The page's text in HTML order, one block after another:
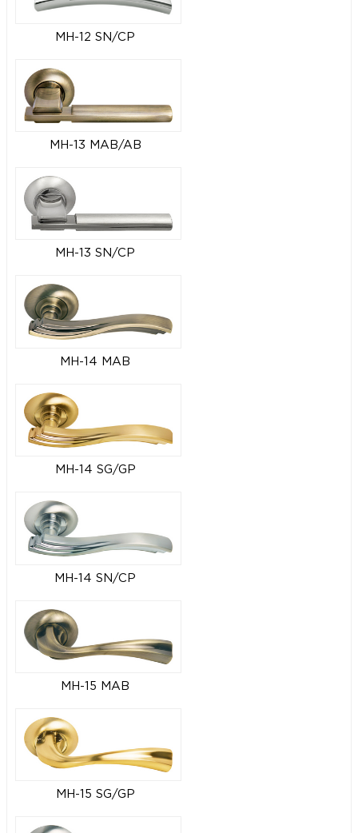
MH-12 SN/CP
MH-13 MAB/AB
MH-13 SN/CP
MH-14 MAB
MH-14 SG/GP
MH-14 SN/CP
MH-15 MAB
MH-15 SG/GP